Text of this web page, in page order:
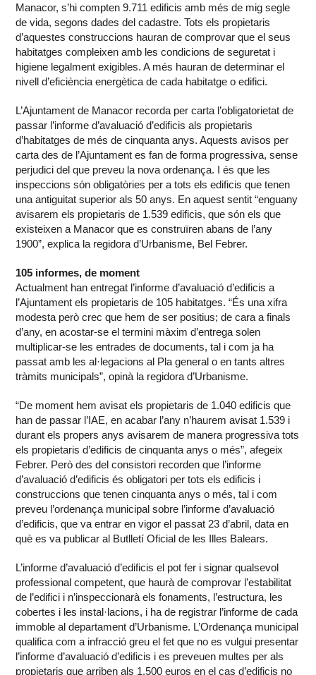
Manacor, s’hi compten 9.711 edificis amb més de mig segle
de vida, segons dades del cadastre. Tots els propietaris
d’aquestes construccions hauran de comprovar que el seus
habitatges compleixen amb les condicions de seguretat i
higiene legalment exigibles. A més hauran de determinar el
nivell d’eficiència energètica de cada habitatge o edifici.
L’Ajuntament de Manacor recorda per carta l’obligatorietat de
passar l’informe d’avaluació d’edificis als propietaris
d’habitatges de més de cinquanta anys. Aquests avisos per
carta des de l’Ajuntament es fan de forma progressiva, sense
perjudici del que preveu la nova ordenança. I és que les
inspeccions són obligatòries per a tots els edificis que tenen
una antiguitat superior als 50 anys. En aquest sentit “enguany
avisarem els propietaris de 1.539 edificis, que són els que
existeixen a Manacor que es construïren abans de l’any
1900”, explica la regidora d’Urbanisme, Bel Febrer.
105 informes, de moment
Actualment han entregat l’informe d’avaluació d’edificis a
l’Ajuntament els propietaris de 105 habitatges. “És una xifra
modesta però crec que hem de ser positius; de cara a finals
d’any, en acostar-se el termini màxim d’entrega solen
multiplicar-se les entrades de documents, tal i com ja ha
passat amb les al·legacions al Pla general o en tants altres
tràmits municipals”, opinà la regidora d’Urbanisme.
“De moment hem avisat els propietaris de 1.040 edificis que
han de passar l’IAE, en acabar l’any n’haurem avisat 1.539 i
durant els propers anys avisarem de manera progressiva tots
els propietaris d’edificis de cinquanta anys o més”, afegeix
Febrer. Però des del consistori recorden que l’informe
d’avaluació d’edificis és obligatori per tots els edificis i
construccions que tenen cinquanta anys o més, tal i com
preveu l’ordenança municipal sobre l’informe d’avaluació
d’edificis, que va entrar en vigor el passat 23 d’abril, data en
què es va publicar al Butlletí Oficial de les Illes Balears.
L’informe d’avaluació d’edificis el pot fer i signar qualsevol
professional competent, que haurà de comprovar l’estabilitat
de l’edifici i n’inspeccionarà els fonaments, l’estructura, les
cobertes i les instal·lacions, i ha de registrar l’informe de cada
immoble al departament d’Urbanisme. L’Ordenança municipal
qualifica com a infracció greu el fet que no es vulgui presentar
l’informe d’avaluació d’edificis i es preveuen multes per als
propietaris que arriben als 1.500 euros en el cas d’edificis no